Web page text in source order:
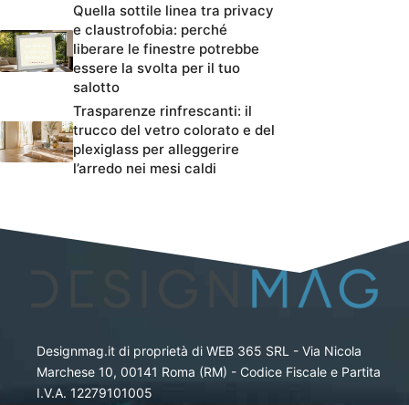
Quella sottile linea tra privacy
e claustrofobia: perché
liberare le finestre potrebbe
essere la svolta per il tuo
salotto
Trasparenze rinfrescanti: il
trucco del vetro colorato e del
plexiglass per alleggerire
l’arredo nei mesi caldi
Designmag.it di proprietà di WEB 365 SRL - Via Nicola
Marchese 10, 00141 Roma (RM) - Codice Fiscale e Partita
I.V.A. 12279101005